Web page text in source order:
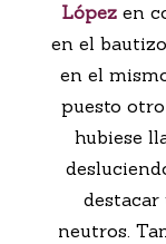
Lópezen
en el
en el
puesto
hubiese
destacar
neutros.